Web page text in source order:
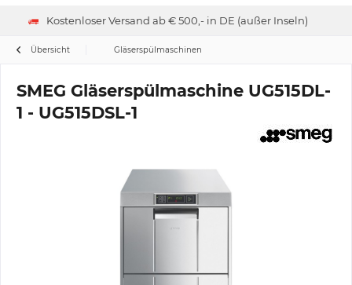
Kostenloser Versand ab € 500,- in DE (außer Inseln)
Übersicht Gläserspülmaschinen
SMEG Gläserspülmaschine UG515DL-
1 - UG515DSL-1